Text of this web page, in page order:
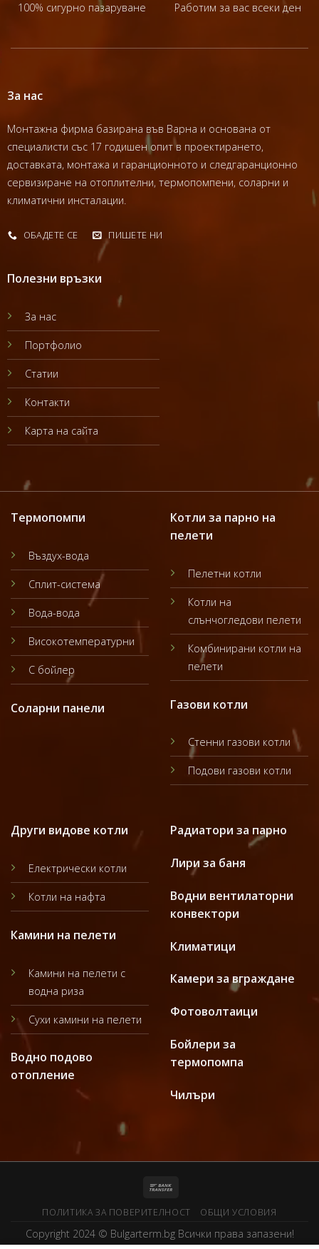
100% сигурно пазаруване Работим за вас всеки ден
За нас
Монтажна фирма базирана във Варна и основана от
специалисти със 17 годишен опит в проектирането,
доставката, монтажа и гаранционното и следгаранционно
сервизиране на отоплителни, термопомпени, соларни и
климатични инсталации.
ОБАДЕТЕ СЕ ПИШЕТЕ НИ
Полезни връзки
За нас
Портфолио
Статии
Контакти
Карта на сайта
Термопомпи
Въздух-вода
Сплит-система
Вода-вода
Високотемпературни
С бойлер
Соларни панели
Котли за парно на
пелети
Пелетни котли
Котли на
слънчогледови пелети
Комбинирани котли на
пелети
Газови котли
Стенни газови котли
Подови газови котли
Други видове котли
Електрически котли
Котли на нафта
Камини на пелети
Камини на пелети с
водна риза
Сухи камини на пелети
Водно подово
отопление
Радиатори за парно
Лири за баня
Водни вентилаторни
конвектори
Климатици
Камери за вграждане
Фотоволтаици
Бойлери за
термопомпа
Чилъри
ПОЛИТИКА ЗА ПОВЕРИТЕЛНОСТ ОБЩИ УСЛОВИЯ
Copyright 2024 © Bulgarterm.bgВсички права запазени!